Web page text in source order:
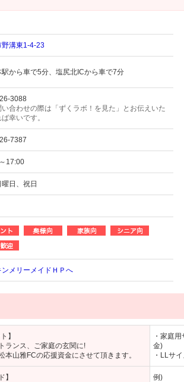
野溝東1-4-23
駅から車で5分、塩尻北ICから車で7分
3088
合わせの際は「ずくラボ！を見た」とお伝えいた
幸いです。
7387
17:00
日、祝日
ンメリーメイドＨＰへ
】
ランス、ご家庭の玄関に!
山雅FCの応援資金にさせて頂きます。
・家庭
金)
・LLサ
】
例)